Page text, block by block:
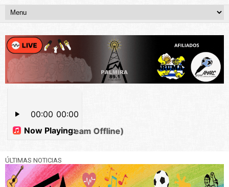
ÚLTIMAS NOTICIAS